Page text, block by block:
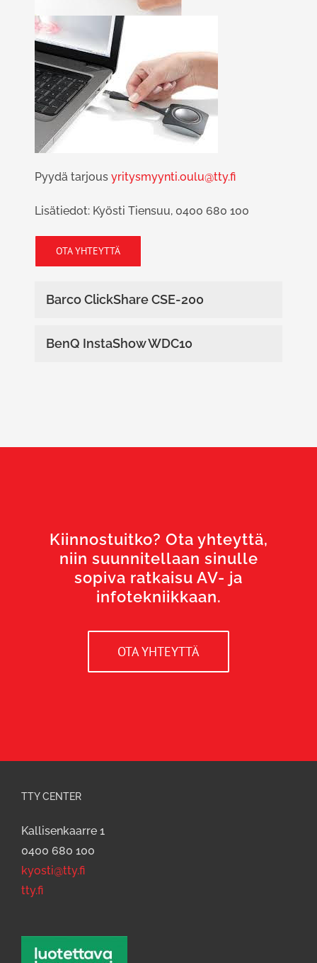
Pyydä tarjousyritysmyynti.oulu@tty.fi
Lisätiedot: Kyösti Tiensuu, 0400 680 100
OTA YHTEYTTÄ
Barco ClickShare CSE-200
BenQ InstaShow WDC10
Kiinnostuitko? Ota yhteyttä,
niin suunnitellaan sinulle
sopiva ratkaisu AV- ja
infotekniikkaan.
OTA YHTEYTTÄ
TTY CENTER
Kallisenkaarre 1
0400 680 100
kyosti@tty.fi
tty.fi